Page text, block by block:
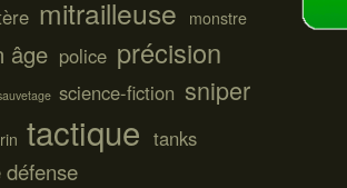
mitrailleuse monstre
âge police précision
science-fiction sniper
tactique tanks
défense